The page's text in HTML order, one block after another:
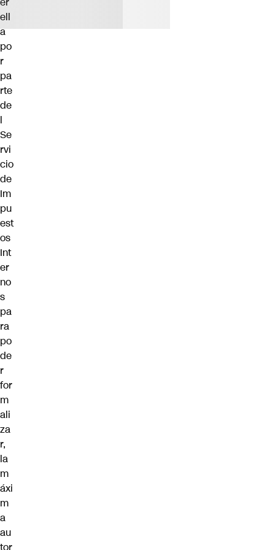
ell
a
po
r
pa
rte
de
l
Se
rvi
cio
de
Im
pu
est
os
Int
er
no
s
pa
ra
po
de
r
for
m
ali
za
r,
la
m
áxi
m
a
au
tor